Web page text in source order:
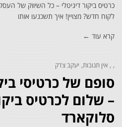
כרטיס ביקור דיגיטלי – כל השיווק של
לקוח חדש? מצויין! איך תשכנעו אותו
קרא עוד ←
אין תגובות יעקב צדק
סופם של כרטיסי
– שלום לכרטיס
סלוקארד